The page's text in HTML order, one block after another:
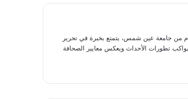
جامعة عين شمس، يتمتع بخبرة في تحرير
يواكب تطورات الأحداث ويعكس معايير الصحافة